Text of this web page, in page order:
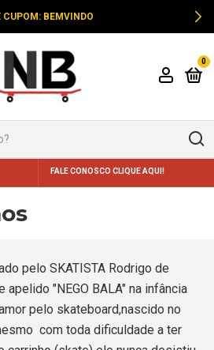
CUPOM: BEMVINDO
0
FALE CONOSCO CLIQUE AQUI!
pelo SKATISTA Rodrigo de
apelido "NEGO BALA" na infância
pelo skateboard,nascido no
com toda dificuldade a ter